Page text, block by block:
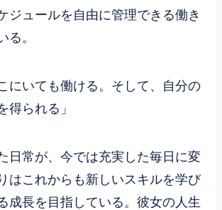
ジュールを自由に管理できる働き
る。
にいても働ける。そして、自分の
得られる」
日常が、今では充実した毎日に変
はこれからも新しいスキルを学び
成長を目指している。彼女の人生